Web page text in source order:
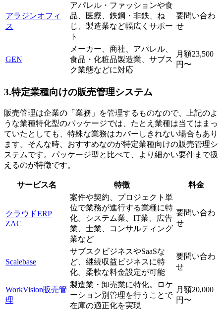
アラジンオフィ
ス
アパレル・ファッションや食
品、医療、鉄鋼・非鉄、ね
じ、製造業など幅広くサポー
ト
要問い合わ
せ
GEN
メーカー、商社、アパレル、
食品・化粧品製造業、サブス
ク業態などに対応
月額23,500
円〜
3.特定業種向けの販売管理システム
販売管理は企業の「業務」を管理するものなので、上記のよ
うな業種特化型のパッケージでは、たとえ業種は当てはまっ
ていたとしても、特殊な業務はカバーしきれない場合もあり
ます。そんな時、おすすめなのが特定業種向けの販売管理シ
ステムです。パッケージ型と比べて、より細かい要件まで扱
えるのが特徴です。
サービス名 特徴 料金
クラウドERP
ZAC
案件や契約、プロジェクト単
位で業務が進行する業種に特
化。システム業、IT業、広告
業、士業、コンサルティング
業など
要問い合わ
せ
Scalebase
サブスクビジネスやSaaSな
ど、継続収益ビジネスに特
化。柔軟な料金設定が可能
要問い合わ
せ
WorkVision販売管
理
製造業・卸売業に特化。ロケ
ーション別管理を行うことで
在庫の適正化を実現
月額20,000
円〜